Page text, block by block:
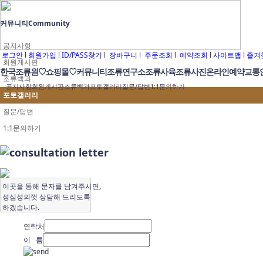
로그인 l 회원가입 l ID/PASS찾기 l 장바구니 l 주문조회 l 예약조회 l 사이트맵 l 즐겨
한국조류원♡쇼핑몰♡커뮤니티조류연구소조류사육조류사진온라인예약교통
공지사항회원게시판조류백과포토갤러리질문/답변1:1문의하기
커뮤니티Community
공지사항
회원게시판
조류백과
포토갤러리
질문/답변
1:1문의하기
이곳을 통해 문자를 남겨주시면,
성심성의껏 상담해 드리도록
하겠습니다.
연락처
이 름